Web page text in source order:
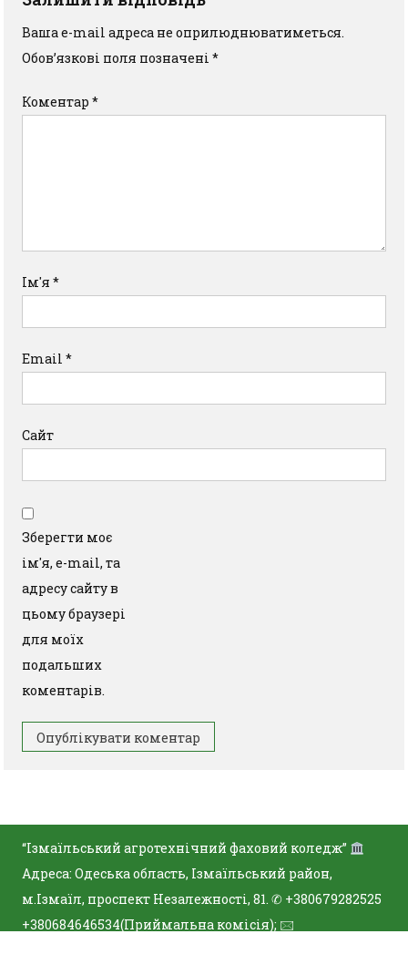
Ваша e-mail адреса не оприлюднюватиметься.
Обов’язкові поля позначені*
Коментар*
Ім'я*
Email*
Сайт
Зберегти моє
ім'я, e-mail, та
адресу сайту в
цьому браузері
для моїх
подальших
коментарів.
“Ізмаїльський агротехнічний фаховий коледж”
Адреса: Одеська область, Ізмаїльський район,
м.Ізмаїл, проспект Незалежності, 81. ✆ +380679282525
+380684646534(Приймальна комісія); 🖂